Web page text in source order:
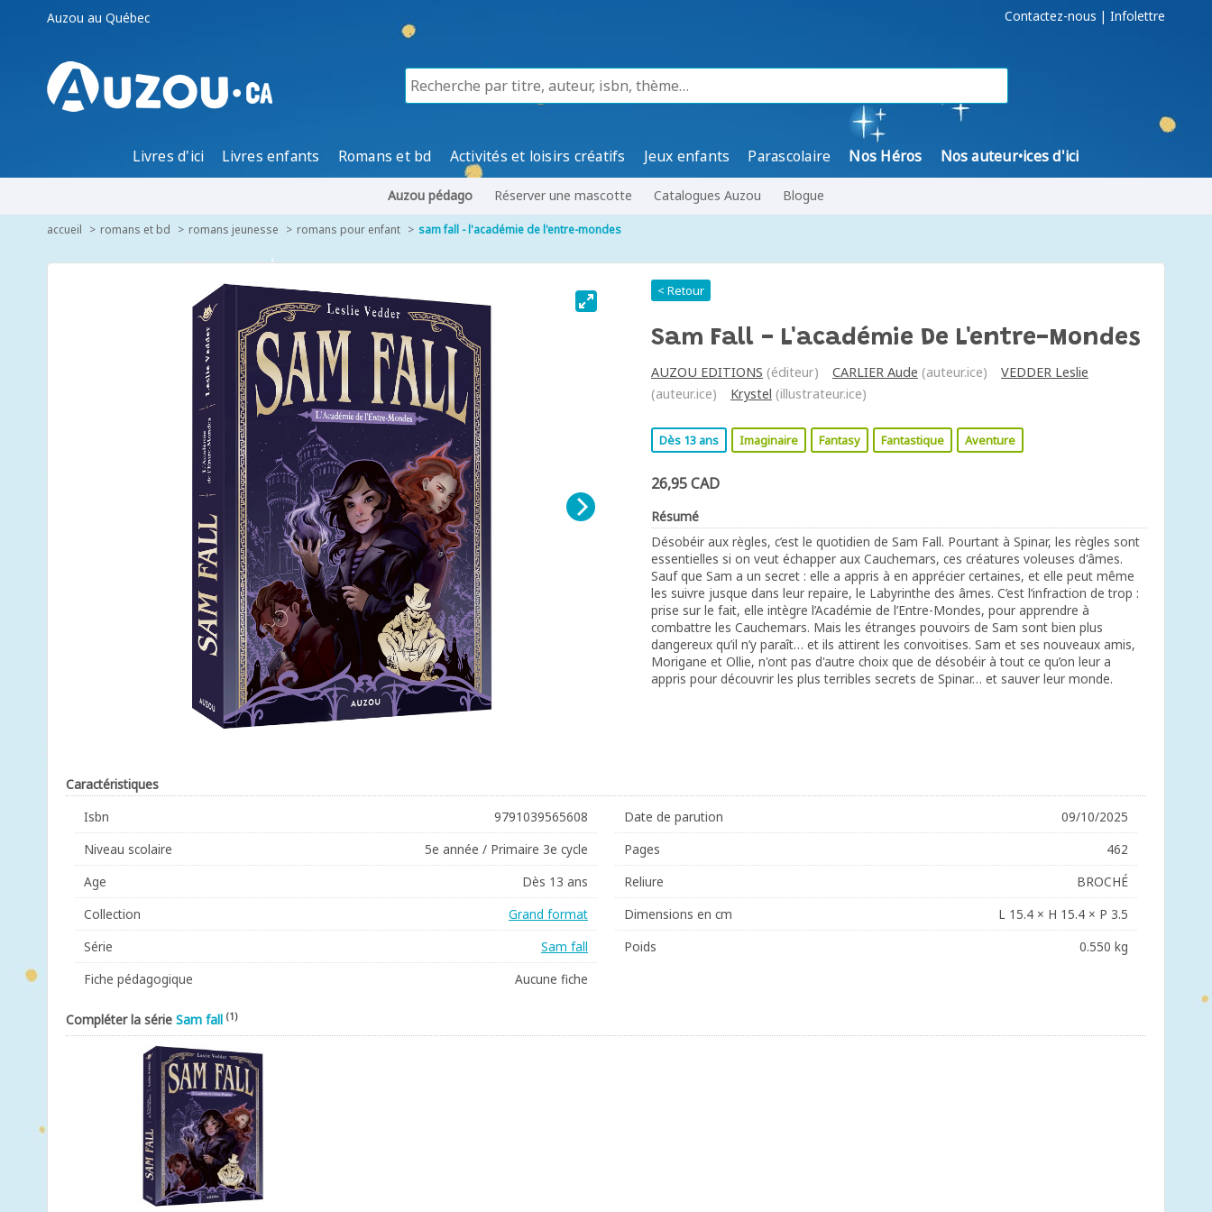
Auzou au Québec Contactez-nous | Infolettre
Livres d'ici Livres enfants Romans et bd Activités et loisirs créatifs Jeux enfants Parascolaire Nos Héros Nos auteur•ices d'ici
Auzou pédago Réserver une mascotte Catalogues Auzou Blogue
accueil romans et bd romans jeunesse romans pour enfant sam fall - l'académie de l'entre-mondes
< Retour
Sam Fall - L'académie De L'entre-Mondes
AUZOU EDITIONS (éditeur) CARLIER Aude (auteur.ice)
VEDDER Leslie
(auteur.ice)
Krystel (illustrateur.ice)
Dès 13 ans Imaginaire Fantasy Fantastique Aventure
26,95 CAD
Résumé
Désobéir aux règles, c’est le quotidien de Sam Fall. Pourtant à Spinar, les règles sont
essentielles si on veut échapper aux Cauchemars, ces créatures voleuses d'âmes.
Sauf que Sam a un secret : elle a appris à en apprécier certaines, et elle peut même
les suivre jusque dans leur repaire, le Labyrinthe des âmes. C’est l’infraction de trop :
prise sur le fait, elle intègre l’Académie de l’Entre-Mondes, pour apprendre à
combattre les Cauchemars. Mais les étranges pouvoirs de Sam sont bien plus
dangereux qu’il n’y paraît… et ils attirent les convoitises. Sam et ses nouveaux amis,
Morigane et Ollie, n'ont pas d'autre choix que de désobéir à tout ce qu’on leur a
appris pour découvrir les plus terribles secrets de Spinar… et sauver leur monde.
Caractéristiques
Isbn
9791039565608
Niveau scolaire
5e année / Primaire 3e cycle
Age
Dès 13 ans
Collection
Grand format
Série
Sam fall
Fiche pédagogique
Aucune fiche
Date de parution
09/10/2025
Pages
462
Reliure
BROCHÉ
Dimensions en cm
L 15.4 × H 15.4 × P 3.5
Poids
0.550 kg
Compléter la série Sam fall (1)